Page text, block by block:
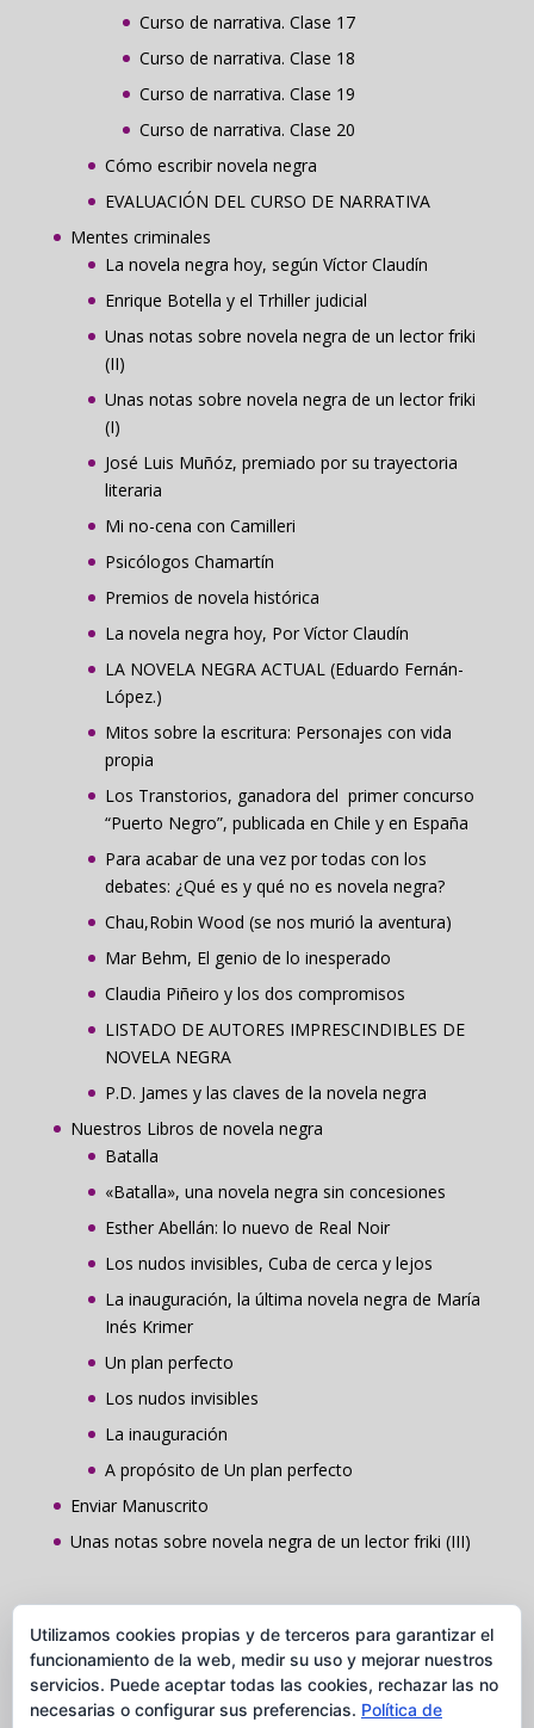
Curso de narrativa. Clase 17
Curso de narrativa. Clase 18
Curso de narrativa. Clase 19
Curso de narrativa. Clase 20
Cómo escribir novela negra
EVALUACIÓN DEL CURSO DE NARRATIVA
Mentes criminales
La novela negra hoy, según Víctor Claudín
Enrique Botella y el Trhiller judicial
Unas notas sobre novela negra de un lector friki
(II)
Unas notas sobre novela negra de un lector friki
(I)
José Luis Muñóz, premiado por su trayectoria
literaria
Mi no-cena con Camilleri
Psicólogos Chamartín
Premios de novela histórica
La novela negra hoy, Por Víctor Claudín
LA NOVELA NEGRA ACTUAL (Eduardo Fernán-
López.)
Mitos sobre la escritura: Personajes con vida
propia
Los Transtorios, ganadora del primer concurso
“Puerto Negro”, publicada en Chile y en España
Para acabar de una vez por todas con los
debates: ¿Qué es y qué no es novela negra?
Chau,Robin Wood (se nos murió la aventura)
Mar Behm, El genio de lo inesperado
Claudia Piñeiro y los dos compromisos
LISTADO DE AUTORES IMPRESCINDIBLES DE
NOVELA NEGRA
P.D. James y las claves de la novela negra
Nuestros Libros de novela negra
Batalla
«Batalla», una novela negra sin concesiones
Esther Abellán: lo nuevo de Real Noir
Los nudos invisibles, Cuba de cerca y lejos
La inauguración, la última novela negra de María
Inés Krimer
Un plan perfecto
Los nudos invisibles
La inauguración
A propósito de Un plan perfecto
Enviar Manuscrito
Unas notas sobre novela negra de un lector friki (III)
Contacto
Grupo Comunicación y Publicaciones Caudal
C/ Ros de Olano, 5 Loc. 28002 Madrid
Tel. 91 037 84 28
Utilizamos cookies propias y de terceros para garantizar el
funcionamiento de la web, medir su uso y mejorar nuestros
servicios. Puede aceptar todas las cookies, rechazar las no
necesarias o configurar sus preferencias. Política de